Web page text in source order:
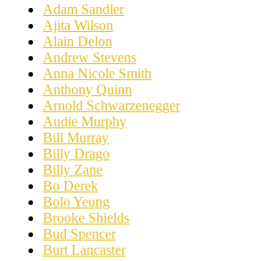
Adam Sandler
Ajita Wilson
Alain Delon
Andrew Stevens
Anna Nicole Smith
Anthony Quinn
Arnold Schwarzenegger
Audie Murphy
Bill Murray
Billy Drago
Billy Zane
Bo Derek
Bolo Yeung
Brooke Shields
Bud Spencer
Burt Lancaster